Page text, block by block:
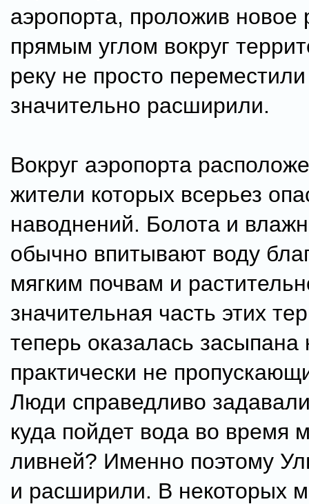
аэропорта, проложив новое
прямым углом вокруг
реку не просто
значительно расширили.
Вокруг аэропорта
жители которых всерьез
наводнений. Болота и
обычно впитывают воду
мягким почвам и
значительная часть этих
теперь оказалась
практически не
Люди справедливо
куда пойдет вода во время
ливней? Именно поэтому
и расширили. В некоторых